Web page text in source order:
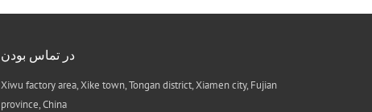
در تماس بودن
Xiwu factory area, Xike town, Tongan district, Xiamen city, Fujian
province, China